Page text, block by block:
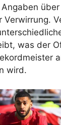
Verwirrung.
was der
wird.